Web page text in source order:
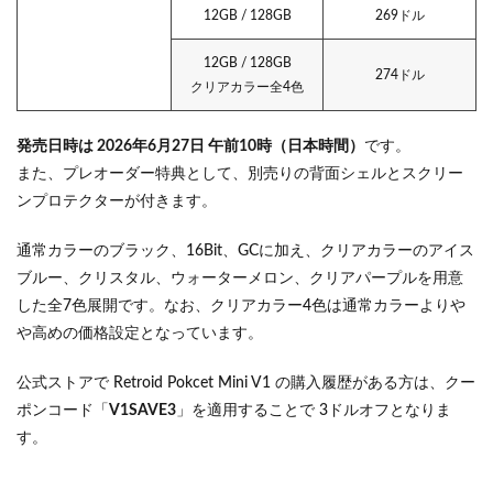
12GB / 128GB 269ドル
12GB / 128GB
クリアカラー全4色
274ドル
発売日時は 2026年6月27日 午前10時（日本時間） です。
また、プレオーダー特典として、別売りの背面シェルとスクリー
ンプロテクターが付きます。
通常カラーのブラック、16Bit、GCに加え、クリアカラーのアイス
ブルー、クリスタル、ウォーターメロン、クリアパープルを用意
した全7色展開です。なお、クリアカラー4色は通常カラーよりや
や高めの価格設定となっています。
公式ストアで Retroid Pokcet Mini V1 の購入履歴がある方は、クー
ポンコード「 V1SAVE3 」を適用することで 3ドルオフとなりま
す。